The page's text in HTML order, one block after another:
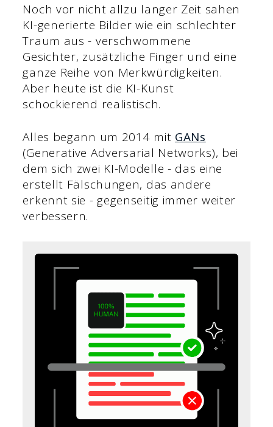
Noch vor nicht allzu langer Zeit sahen
KI-generierte Bilder wie ein schlechter
Traum aus - verschwommene
Gesichter, zusätzliche Finger und eine
ganze Reihe von Merkwürdigkeiten.
Aber heute ist die KI-Kunst
schockierend realistisch.
Alles begann um 2014 mit GANs
(Generative Adversarial Networks), bei
dem sich zwei KI-Modelle - das eine
erstellt Fälschungen, das andere
erkennt sie - gegenseitig immer weiter
verbessern.